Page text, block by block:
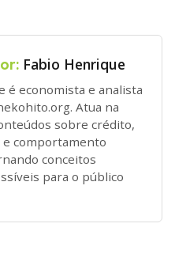
Fabio Henrique
é economista e analista
Atua na
sobre crédito,
comportamento
conceitos
para o público